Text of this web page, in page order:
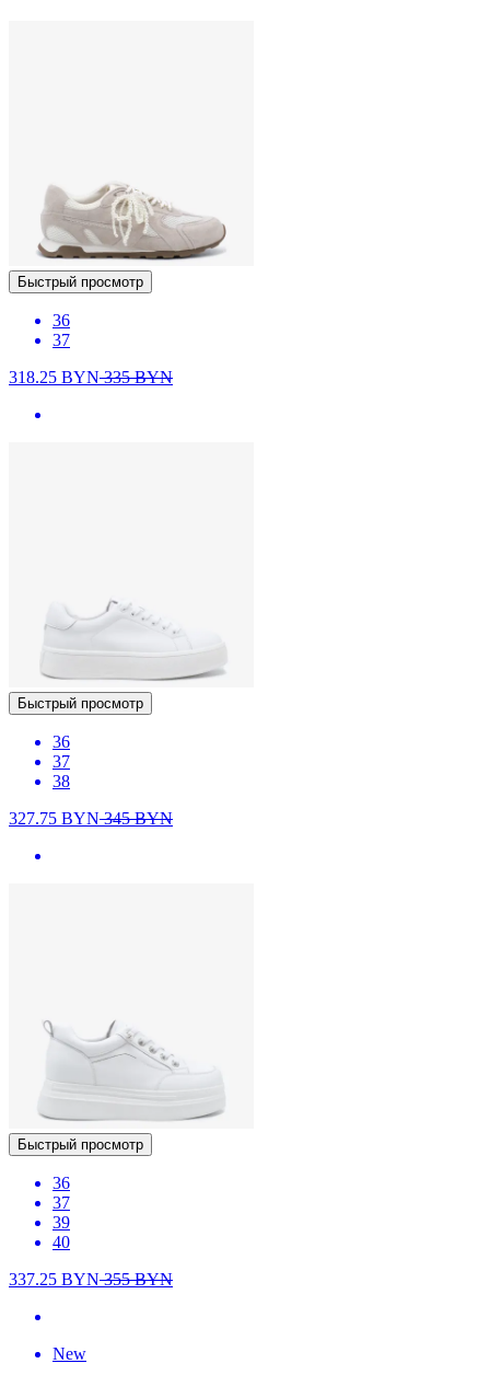
Быстрый просмотр
36
37
318.25 BYN335BYN
Быстрый просмотр
36
37
38
327.75 BYN345BYN
Быстрый просмотр
36
37
39
40
337.25 BYN355BYN
New